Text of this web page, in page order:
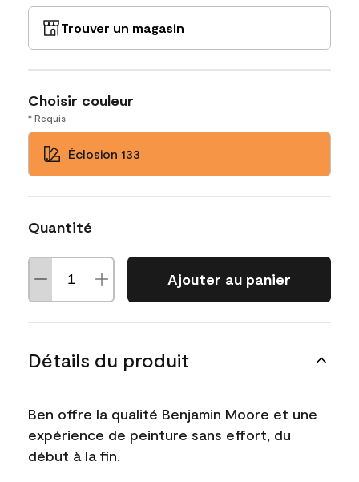
Trouver un magasin
Choisir couleur
* Requis
Éclosion 133
Quantité
Ajouter au panier
Détails du produit
Ben offre la qualité Benjamin Moore et une
expérience de peinture sans effort, du
début à la fin.